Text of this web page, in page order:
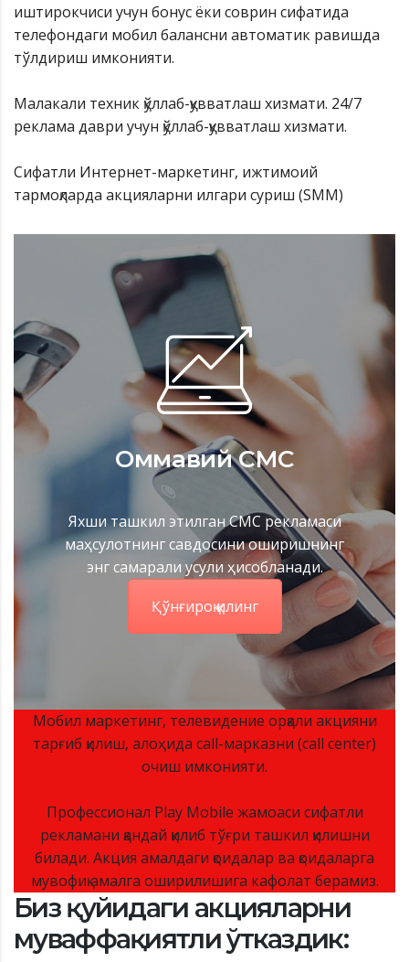
иштирокчиси учун бонус ёки соврин сифатида
телефондаги мобил балансни автоматик равишда
тўлдириш имконияти.
Малакали техник қўллаб-қувватлаш хизмати. 24/7
реклама даври учун қўллаб-қувватлаш хизмати.
Сифатли Интернет-маркетинг, ижтимоий
тармоқларда акцияларни илгари суриш (SMM)
Оммавий СМС
Яхши ташкил этилган СМС рекламаси
маҳсулотнинг савдосини оширишнинг
энг самарали усули ҳисобланади.
Қўнғироқ қилинг
Мобил маркетинг, телевидение орқали акцияни
тарғиб қилиш, алоҳида call-марказни (call center)
очиш имконияти.
Профессионал Play Mobile жамоаси сифатли
рекламани қандай қилиб тўғри ташкил қилишни
билади. Акция амалдаги қоидалар ва қоидаларга
мувофиқ амалга оширилишига кафолат берамиз.
Биз қуйидаги акцияларни
муваффақиятли ўтказдик: